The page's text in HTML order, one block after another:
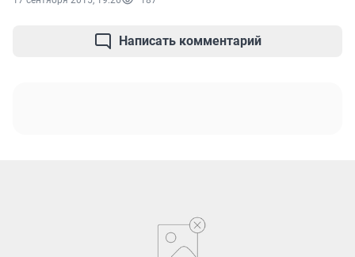
Написать комментарий